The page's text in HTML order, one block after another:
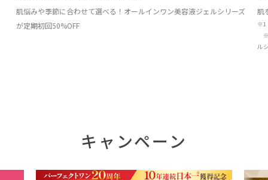
肌悩みや季節に合わせて選べる！オールインワン美容液ジェルシリーズ
が定期初回50%OFF
肌
※1
ル
キャンペーン